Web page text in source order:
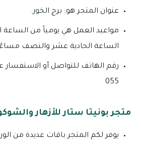
عنوان المتجر هو: برج الخور.
مواعيد العمل هي يومياً من الساعة
الساعة الحادية عشر والنصف
055
متجر بونيتا ستار للأزهار
يوفر لكم المتجر باقات عديدة من